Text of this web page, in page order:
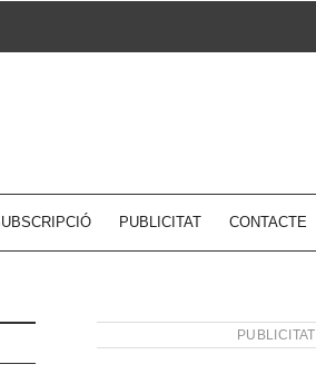
PUBLICITAT CONTACTE
PUBLICITAT